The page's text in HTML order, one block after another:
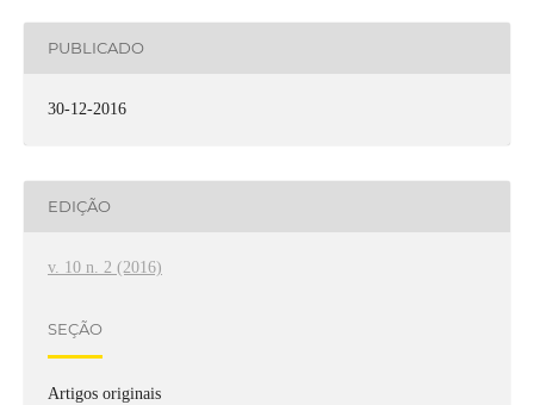
PUBLICADO
30-12-2016
EDIÇÃO
v. 10 n. 2 (2016)
SEÇÃO
Artigos originais